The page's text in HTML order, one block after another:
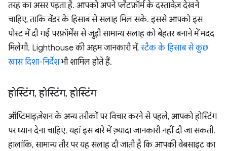
तरह का असर पड़ता है. आपको अपने प्लैटफ़ॉर्म के दस्तावेज़ देखने
चाहिए, ताकि वेंडर के हिसाब से सलाह मिल सके. इससे आपको इस
पोस्ट में दी गई परफ़ॉर्मेंस से जुड़ी सामान्य सलाह को बेहतर बनाने में मदद
मिलेगी. Lighthouse की अहम जानकारी में, स्टैक के हिसाब से कुछ
खास दिशा-निर्देशभी शामिल होते हैं.
होस्टिंग, होस्टिंग, होस्टिंग
ऑप्टिमाइज़ेशन के अन्य तरीकों पर विचार करने से पहले, आपको होस्टिंग
पर ध्यान देना चाहिए. यहां इस बारे में ज़्यादा जानकारी नहीं दी जा सकती.
हालांकि, सामान्य तौर पर यह सलाह दी जाती है कि आपकी वेबसाइट का